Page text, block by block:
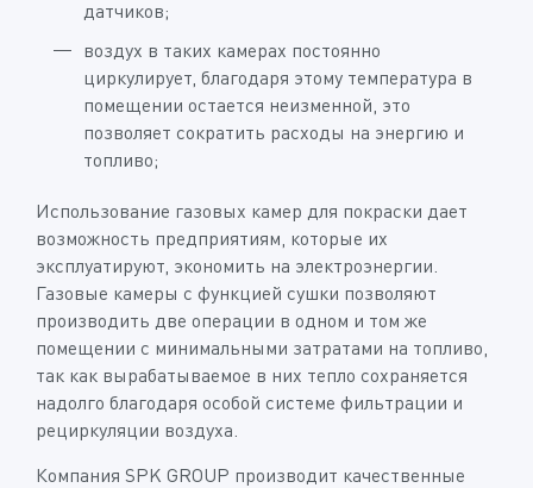
датчиков;
воздух в таких камерах постоянно
циркулирует, благодаря этому температура в
помещении остается неизменной, это
позволяет сократить расходы на энергию и
топливо;
Использование газовых камер для покраски дает
возможность предприятиям, которые их
эксплуатируют, экономить на электроэнергии.
Газовые камеры с функцией сушки позволяют
производить две операции в одном и том же
помещении с минимальными затратами на топливо,
так как вырабатываемое в них тепло сохраняется
надолго благодаря особой системе фильтрации и
рециркуляции воздуха.
Компания SPK GROUP производит качественные